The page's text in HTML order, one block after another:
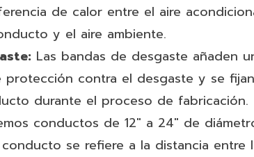
de calor entre el aire
y el aire ambiente.
Las bandas de desgaste añaden
protección contra el desgaste y se
durante el proceso de fabricación.
conductos de 12" a 24" de
se refiere a la distancia entre